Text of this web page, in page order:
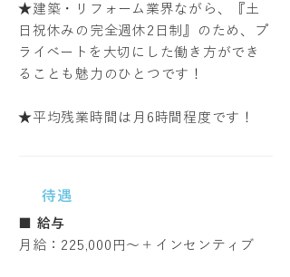
★建築・リフォーム業界ながら、『土
日祝休みの完全週休2日制』のため、プ
ライベートを大切にした働き方ができ
ることも魅力のひとつです！
★平均残業時間は月6時間程度です！
待遇
■ 給与
月給：225,000円〜＋インセンティブ